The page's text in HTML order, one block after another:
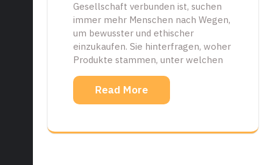
Gesellschaft verbunden ist, suchen
immer mehr Menschen nach Wegen,
um bewusster und ethischer
einzukaufen. Sie hinterfragen, woher
Produkte stammen, unter welchen
Read More